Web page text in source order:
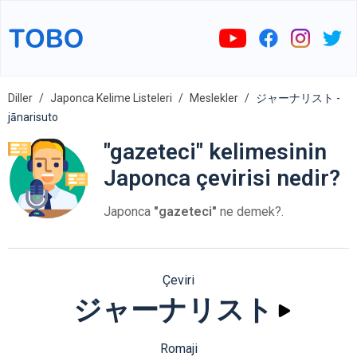
Diller Japonca Kelime Listeleri Meslekler
ジャーナリスト -
jānarisuto
"gazeteci" kelimesinin
Japonca çevirisi nedir?
Japonca "gazeteci" ne demek?.
Çeviri
ジャーナリスト
Romaji